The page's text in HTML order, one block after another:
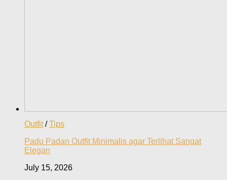
Outfit/Tips
Padu Padan Outfit Minimalis agar Terlihat Sangat
Elegan
July 15, 2026